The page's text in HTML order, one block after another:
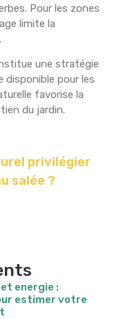
Pour les zones
limite la
une stratégie
disponible pour les
favorise la
du jardin.
privilégier
salée ?
energie :
estimer votre